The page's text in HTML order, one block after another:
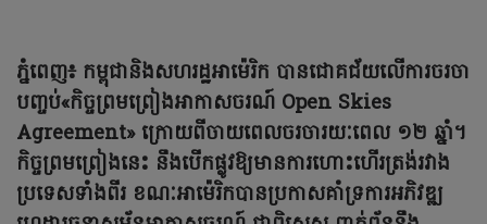
ភ្នំពេញ៖ កម្ពុជានិងសហរដ្ឋអាម៉េរិក បានជោគជ័យលើការចរចា
បញ្ចប់«កិច្ចព្រមព្រៀងអាកាសចរណ៍ Open Skies
Agreement» ក្រោយពីចាយពេលចរចារយៈពេល ១២ ឆ្នាំ។
កិច្ចព្រមព្រៀងនេះ នឹងបើកផ្លូវឱ្យមានការហោះហើរត្រង់រវាង
ប្រទេសទាំងពីរ ខណៈអាម៉េរិកបានប្រកាសគាំទ្រការអភិវឌ្ឍ